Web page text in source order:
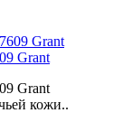
Grant
Grant
кожи..